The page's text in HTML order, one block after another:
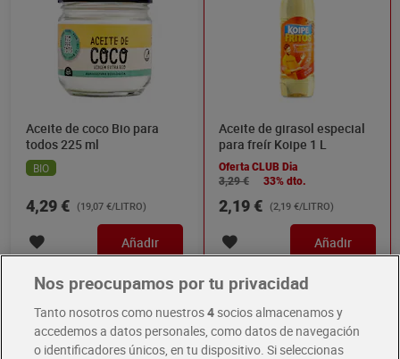
Aceite de coco Bio para
todos 225 ml
BIO
4,29 € (19,07 €/LITRO)
Añadir
Aceite de girasol especial
para freír Koipe 1 L
Oferta CLUB Dia
3,29 €
33% dto.
2,19 € (2,19 €/LITRO)
Añadir
Air Fryer
Nos preocupamos por tu privacidad
Tanto nosotros como nuestros4socios almacenamos y
accedemos a datos personales, como datos de navegación
o identificadores únicos, en tu dispositivo. Si seleccionas